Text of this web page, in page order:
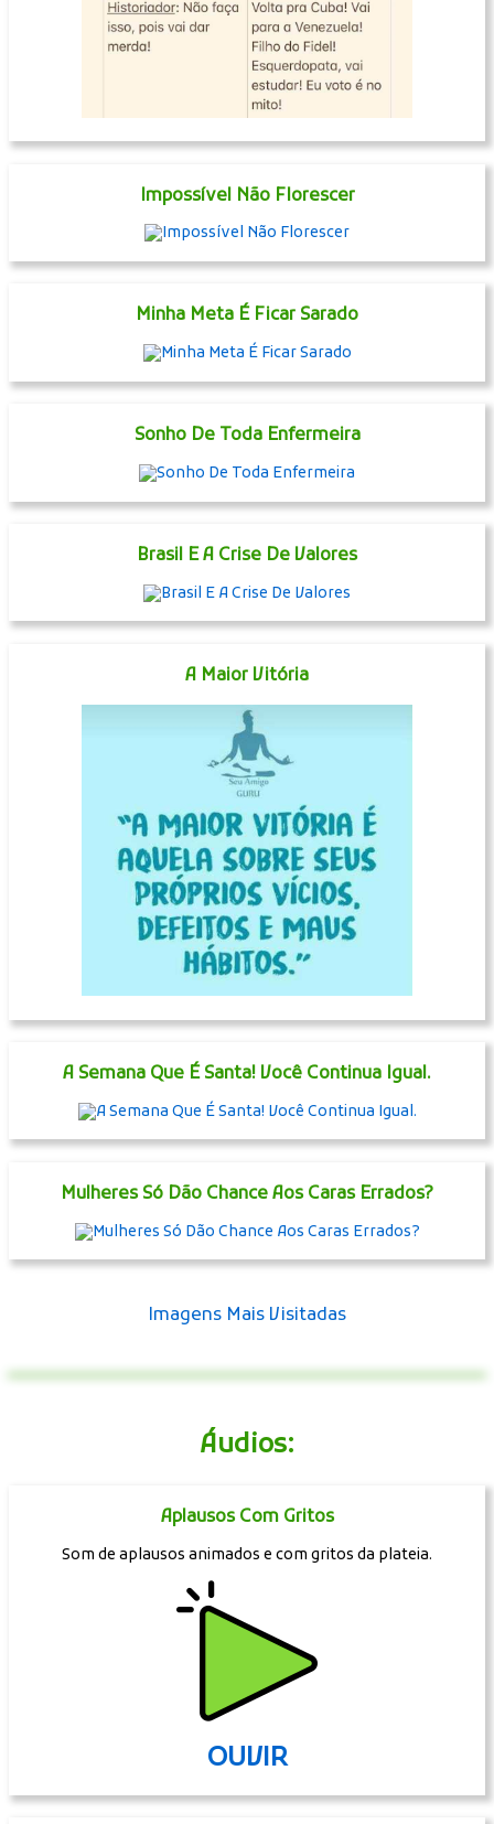
Impossível Não Florescer
Minha Meta É Ficar Sarado
Sonho De Toda Enfermeira
Brasil E A Crise De Valores
A Maior Vitória
A Semana Que É Santa! Você Continua Igual.
Mulheres Só Dão Chance Aos Caras Errados?
Imagens Mais Visitadas
Áudios:
Aplausos Com Gritos
Som de aplausos animados e com gritos da plateia.
OUVIR